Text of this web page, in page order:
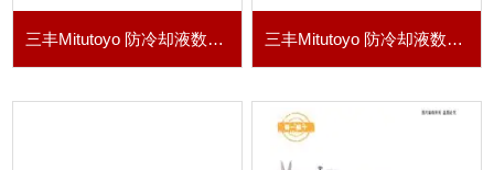
三丰Mitutoyo 防冷却液数显卡尺 500-723-20 三丰Mitutoyo 防冷却液数显卡尺 500-721-20